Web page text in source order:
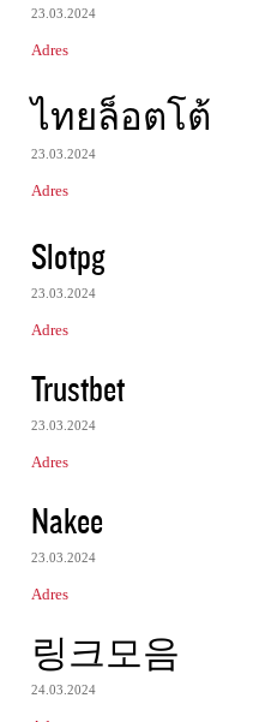
23.03.2024
Adres
ไทยล็อตโต้
23.03.2024
Adres
Slotpg
23.03.2024
Adres
Trustbet
23.03.2024
Adres
Nakee
23.03.2024
Adres
링크모음
24.03.2024